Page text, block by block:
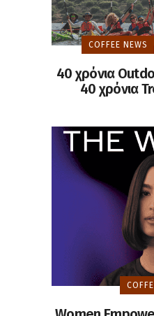
COFFEE NEWS
40 χρόνια
40 χρόνια